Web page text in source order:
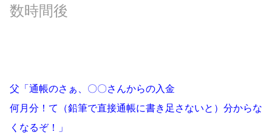
数時間後
父「通帳のさぁ、〇〇さんからの入金
何月分！て（鉛筆で直接通帳に書き足さないと）分からな
くなるぞ！」